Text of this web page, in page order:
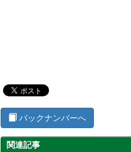
バックナンバーへ
関連記事